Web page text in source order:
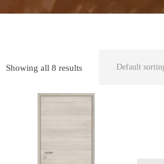
Showing all 8 results